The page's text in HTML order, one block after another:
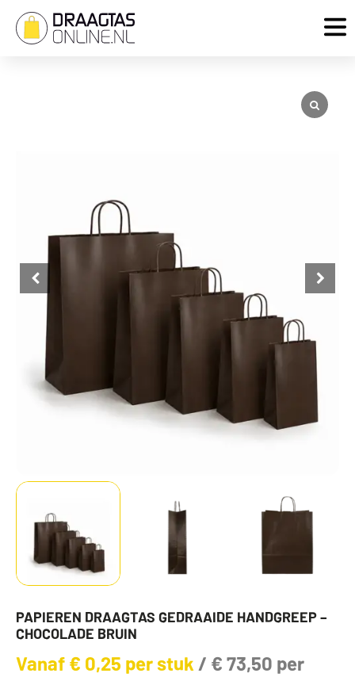
PAPIEREN DRAAGTAS GEDRAAIDE HANDGREEP –
CHOCOLADE BRUIN
Vanaf € 0,25 per stuk / € 73,50 per